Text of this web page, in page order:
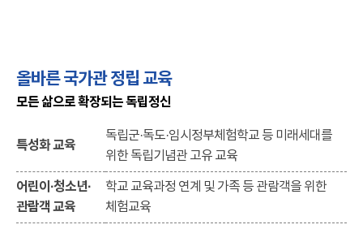
올바른 국가관 정립 교육
모든 삶으로 확장되는 독립정신
특성화 교육
독립군·독도·임시정부체험학교 등 미래세대를
위한 독립기념관 고유 교육
어린이·청소년·
관람객 교육
학교 교육과정 연계 및 가족 등 관람객을 위한
체험교육